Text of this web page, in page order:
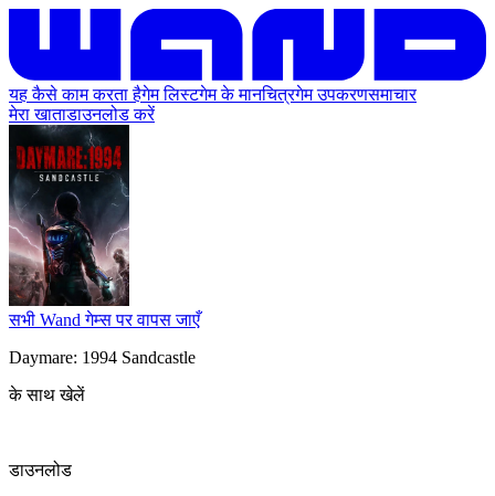
यह कैसे काम करता हैगेम लिस्टगेम के मानचित्रगेम उपकरणसमाचार
मेरा खाताडाउनलोड करें
सभी Wand गेम्स पर वापस जाएँ
Daymare: 1994 Sandcastle
के साथ खेलें
डाउनलोड